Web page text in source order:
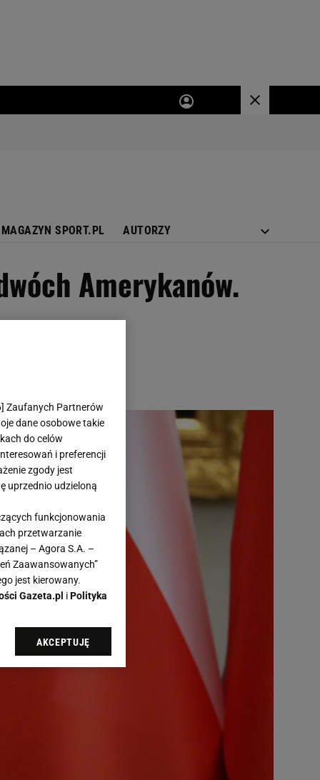
MAGAZYN SPORT.PL AUTORZY
Amerykanów.
] Zaufanych Partnerów
dane osobowe takie
do celów
i preferencji
zgody jest
uprzednio udzieloną
funkcjonowania
przetwarzanie
– Agora S.A. –
Zaawansowanych”
jest kierowany.
Gazeta.pl iPolityka
sp. z o.o., jej
swoje preferencje
AKCEPTUJĘ